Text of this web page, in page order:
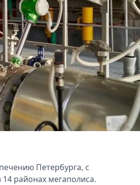
Петербурга, с
районах мегаполиса.